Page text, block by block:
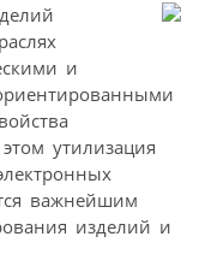
и
утилизация
важнейшим
изделий и